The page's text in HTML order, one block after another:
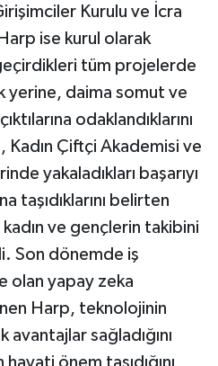
Kurulu ve İcra
ise kurul olarak
tüm projelerde
yerine, daima somut ve
odaklandıklarını
Çiftçi Akademisi ve
yakaladıkları başarıyı
taşıdıklarını belirten
ve gençlerin takibini
Son dönemde iş
olan yapay zeka
Harp, teknolojinin
sağladığını